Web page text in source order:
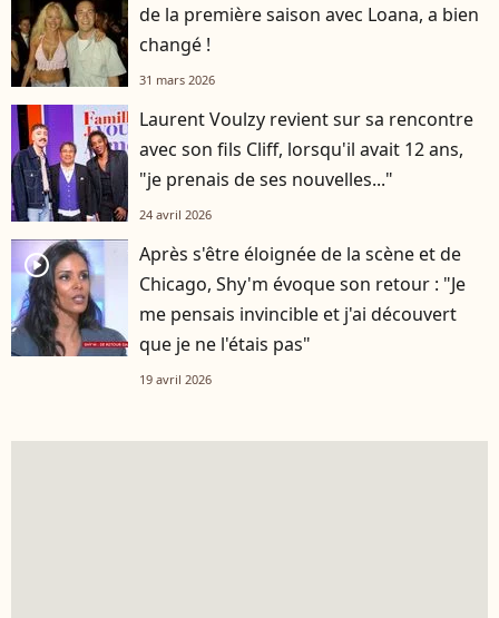
de la première saison avec Loana, a bien
changé !
31 mars 2026
Laurent Voulzy revient sur sa rencontre
avec son fils Cliff, lorsqu'il avait 12 ans,
"je prenais de ses nouvelles..."
24 avril 2026
player2
Après s'être éloignée de la scène et de
Chicago, Shy'm évoque son retour : "Je
me pensais invincible et j'ai découvert
que je ne l'étais pas"
19 avril 2026